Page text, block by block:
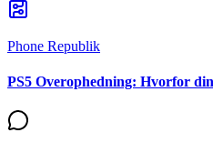
Phone Republik
PS5 Overophedning: Hvorfor